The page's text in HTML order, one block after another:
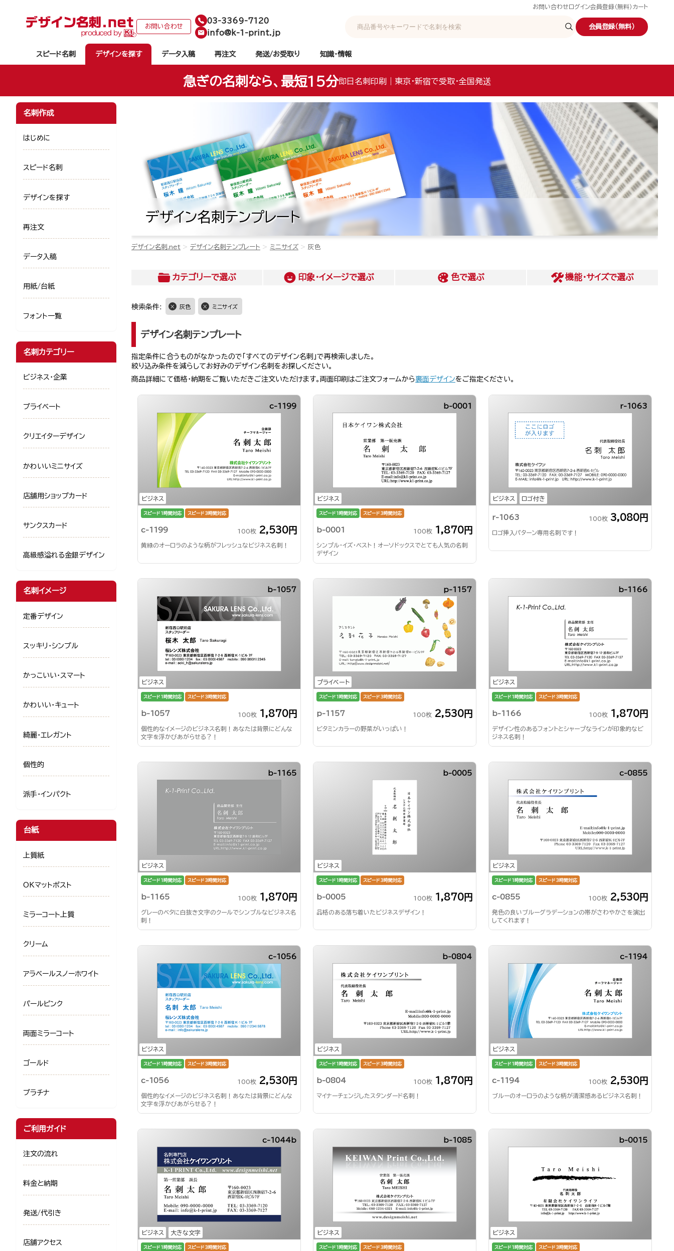
お問い合わせ ログイン会員登録（無料） カート
お問い合わせ
03-3369-7120
info@k-1-print.jp
会員登録（無料）
スピード名刺 デザインを探す データ入稿 再注文 発送/お受取り 知識・情報
急ぎの名刺なら、最短15分即日名刺印刷｜東京・新宿で受取・全国発送
デザイン名刺テンプレート
デザイン名刺.net デザイン名刺テンプレート ミニサイズ 灰色
カテゴリーで選ぶ 印象・イメージで選ぶ 色で選ぶ 機能・サイズで選ぶ
検索条件: 灰色 ミニサイズ
デザイン名刺テンプレート
指定条件に合うものがなかったので「すべてのデザイン名刺」で再検索しました。
絞り込み条件を減らしてお好みのデザイン名刺をお探しください。
商品詳細にて価格・納期をご覧いただきご注文いただけます。両面印刷はご注文フォームから裏面デザインをご指定ください。
ビジネス
c-1199
スピード1時間対応 スピード3時間対応
c-1199 100枚 2,530円
黄緑のオーロラのような柄がフレッシュなビジネス名刺！
ビジネス
b-0001
スピード1時間対応 スピード3時間対応
b-0001 100枚 1,870円
シンプル・イズ・ベスト！オーソドックスでとても人気の名刺
デザイン
ビジネス ロゴ付き
r-1063
r-1063 100枚 3,080円
ロゴ挿入パターン専用名刺です！
ビジネス
b-1057
スピード1時間対応 スピード3時間対応
b-1057 100枚 1,870円
個性的なイメージのビジネス名刺！あなたは背景にどんな
文字を浮かびあがらせる？！
プライベート
p-1157
スピード1時間対応 スピード3時間対応
p-1157 100枚 2,530円
ビタミンカラーの野菜がいっぱい！
ビジネス
b-1166
スピード1時間対応 スピード3時間対応
b-1166 100枚 1,870円
デザイン性のあるフォントとシャープなラインが印象的なビ
ジネス名刺！
ビジネス
b-1165
スピード1時間対応 スピード3時間対応
b-1165 100枚 1,870円
グレーのベタに白抜き文字のクールでシンプルなビジネス名
刺！
ビジネス
b-0005
スピード1時間対応 スピード3時間対応
b-0005 100枚 1,870円
品格のある落ち着いたビジネスデザイン！
ビジネス
c-0855
スピード1時間対応 スピード3時間対応
c-0855 100枚 2,530円
発色の良いブルーグラデーションの帯がさわやかさを演出
してくれます！
ビジネス
c-1056
スピード1時間対応 スピード3時間対応
c-1056 100枚 2,530円
個性的なイメージのビジネス名刺！あなたは背景にどんな
文字を浮かびあがらせる？！
ビジネス
b-0804
スピード1時間対応 スピード3時間対応
b-0804 100枚 1,870円
マイナーチェンジしたスタンダード名刺！
ビジネス
c-1194
スピード1時間対応 スピード3時間対応
c-1194 100枚 2,530円
ブルーのオーロラのような柄が清潔感あるビジネス名刺！
ビジネス 大きな文字
c-1044b
スピード1時間対応 スピード3時間対応
ビジネス
b-1085
スピード1時間対応 スピード3時間対応
ビジネス
b-0015
スピード1時間対応 スピード3時間対応
名刺作成
はじめに
スピード名刺
デザインを探す
再注文
データ入稿
用紙/台紙
フォント一覧
名刺カテゴリー
ビジネス・企業
プライベート
クリエイターデザイン
かわいいミニサイズ
店舗用ショップカード
サンクスカード
高級感溢れる金銀デザイン
名刺イメージ
定番デザイン
スッキリ・シンプル
かっこいい・スマート
かわいい・キュート
綺麗・エレガント
個性的
派手・インパクト
台紙
上質紙
OKマットポスト
ミラーコート上質
クリーム
アラベールスノーホワイト
パールピンク
両面ミラーコート
ゴールド
プラチナ
ご利用ガイド
注文の流れ
料金と納期
発送/代引き
店舗アクセス